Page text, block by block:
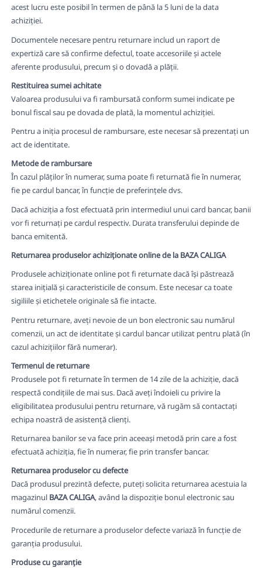
acest lucru este posibil în termen de până la 5 luni de la data
achiziției.
Documentele necesare pentru returnare includ un raport de
expertiză care să confirme defectul, toate accesoriile și actele
aferente produsului, precum și o dovadă a plății.
Restituirea sumei achitate
Valoarea produsului va fi rambursată conform sumei indicate pe
bonul fiscal sau pe dovada de plată, la momentul achiziției.
Pentru a iniția procesul de rambursare, este necesar să prezentați un
act de identitate.
Metode de rambursare
În cazul plăților în numerar, suma poate fi returnată fie în numerar,
fie pe cardul bancar, în funcție de preferințele dvs.
Dacă achiziția a fost efectuată prin intermediul unui card bancar, banii
vor fi returnați pe cardul respectiv. Durata transferului depinde de
banca emitentă.
Returnarea produselor achiziționate online de la BAZA CALIGA
Produsele achiziționate online pot fi returnate dacă își păstrează
starea inițială și caracteristicile de consum. Este necesar ca toate
sigiliile și etichetele originale să fie intacte.
Pentru returnare, aveți nevoie de un bon electronic sau numărul
comenzii, un act de identitate și cardul bancar utilizat pentru plată (în
cazul achizițiilor fără numerar).
Termenul de returnare
Produsele pot fi returnate în termen de 14 zile de la achiziție, dacă
respectă condițiile de mai sus. Dacă aveți îndoieli cu privire la
eligibilitatea produsului pentru returnare, vă rugăm să contactați
echipa noastră de asistență clienți.
Returnarea banilor se va face prin aceeași metodă prin care a fost
efectuată achiziția, fie în numerar, fie prin transfer bancar.
Returnarea produselor cu defecte
Dacă produsul prezintă defecte, puteți solicita returnarea acestuia la
magazinul BAZA CALIGA, având la dispoziție bonul electronic sau
numărul comenzii.
Procedurile de returnare a produselor defecte variază în funcție de
garanția produsului.
Produse cu garanție